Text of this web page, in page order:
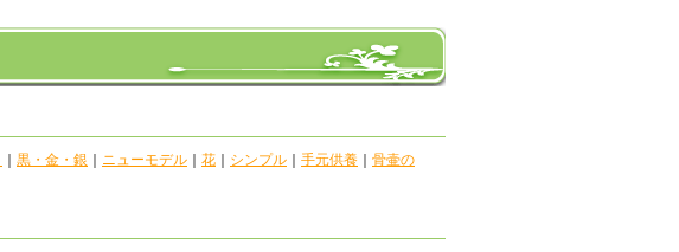
黒・金・銀 ニューモデル 花 シンプル 手元供養
骨壷の